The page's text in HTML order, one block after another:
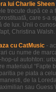
lui Charlie Sheen
trecute după ce
care s-a
de lux. Unii o
Christina Walsh.
cu CatMusic -
cu nume de
ul autohton:
materialul “Fapte
pe piata a
de la
sau Guess